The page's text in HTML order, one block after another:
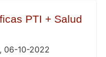
PTI + Salud
06-10-2022